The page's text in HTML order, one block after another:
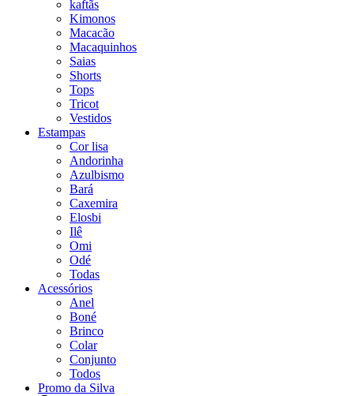
kaftãs
Kimonos
Macacão
Macaquinhos
Saias
Shorts
Tops
Tricot
Vestidos
Estampas
Cor lisa
Andorinha
Azulbismo
Bará
Caxemira
Elosbi
Ilê
Omi
Odé
Todas
Acessórios
Anel
Boné
Brinco
Colar
Conjunto
Todos
Promo da Silva